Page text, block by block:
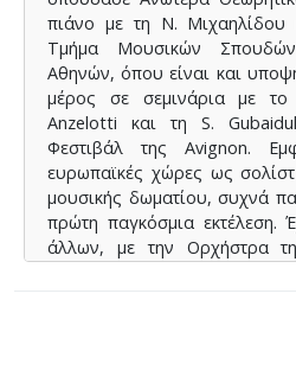
πιάνο με τη Ν. Μιχαηλίδου
Τμήμα Μουσικών
Αθηνών, όπου είναι και
μέρος σε σεμινάρια με
Anzelotti και τη S.
Φεστιβάλ της Avignon.
ευρωπαϊκές χώρες ως
μουσικής δωματίου, συχνά
πρώτη παγκόσμια εκτέλεση.
άλλων, με την Ορχήστρα